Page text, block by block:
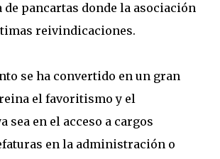
pancartas donde la asociación
reivindicaciones.
se ha convertido en un gran
el favoritismo y el
sea en el acceso a cargos
en la administración o